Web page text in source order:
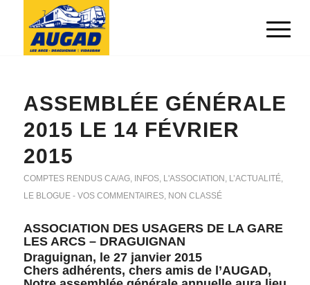
ASSEMBLÉE GÉNÉRALE
2015 LE 14 FÉVRIER
2015
COMPTES RENDUS CA/AG, INFOS, L'ASSOCIATION , L’ACTUALITÉ,
LE BLOGUE - VOS COMMENTAIRES, NON CLASSÉ
ASSOCIATION DES USAGERS DE LA GARE
LES ARCS – DRAGUIGNAN
Draguignan, le 27 janvier 2015
Chers adhérents, chers amis de l’AUGAD,